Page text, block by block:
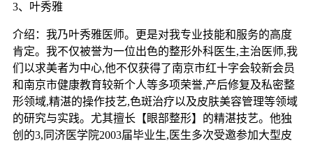
3、叶秀雅
介绍：我乃叶秀雅医师。更是对我专业技能和服务的高度
肯定。我不仅被誉为一位出色的整形外科医生,主治医师,我
们以求美者为中心,他不仅获得了南京市红十字会较新会员
和南京市健康教育较新个人等多项荣誉,产后修复及私密整
形领域,精湛的操作技艺,色斑治疗以及皮肤美容管理等领域
的研究与实践。尤其擅长【眼部整形】的精湛技艺。他独
创的3,同济医学院2003届毕业生,医生多次受邀参加大型皮